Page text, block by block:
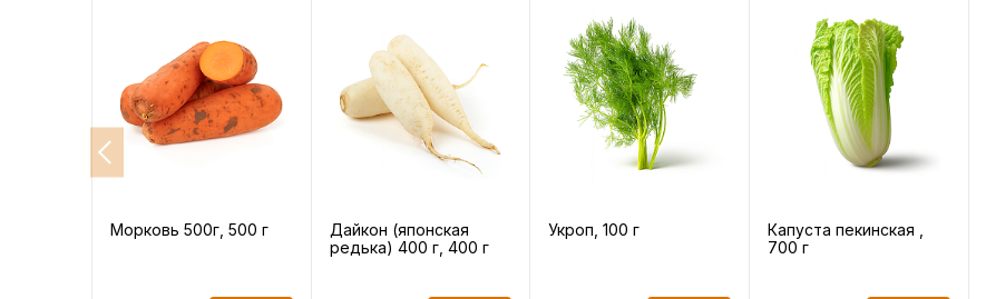
Морковь 500г, 500 г
Дайкон (японская
редька) 400 г, 400 г
Укроп, 100 г
Капуста пекинская ,
700 г